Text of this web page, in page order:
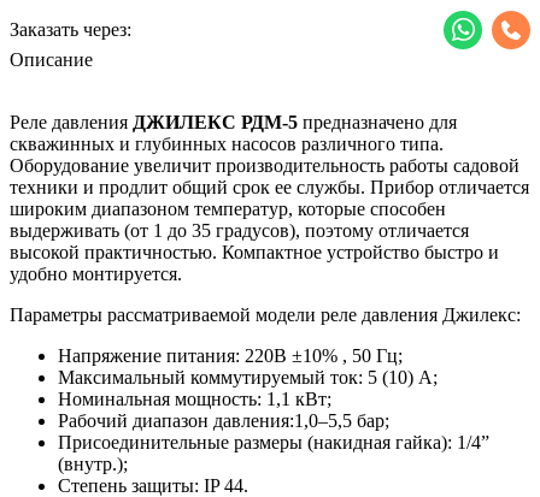
Заказать через:
Описание
Реле давления ДЖИЛЕКС РДМ-5 предназначено для
скважинных и глубинных насосов различного типа.
Оборудование увеличит производительность работы садовой
техники и продлит общий срок ее службы. Прибор отличается
широким диапазоном температур, которые способен
выдерживать (от 1 до 35 градусов), поэтому отличается
высокой практичностью. Компактное устройство быстро и
удобно монтируется.
Параметры рассматриваемой модели реле давления Джилекс:
Напряжение питания: 220В ±10% , 50 Гц;
Максимальный коммутируемый ток: 5 (10) А;
Номинальная мощность: 1,1 кВт;
Рабочий диапазон давления:1,0–5,5 бар;
Присоединительные размеры (накидная гайка): 1/4”
(внутр.);
Степень защиты: IP 44.